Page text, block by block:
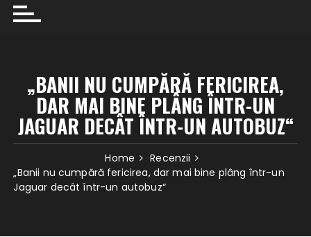
„BANII NU CUMPĂRĂ FERICIREA,
DAR MAI BINE PLÂNG ÎNTR-UN
JAGUAR DECÂT ÎNTR-UN AUTOBUZ“
Home
Recenzii
„Banii nu cumpără fericirea, dar mai bine plâng într-un
Jaguar decât într-un autobuz“